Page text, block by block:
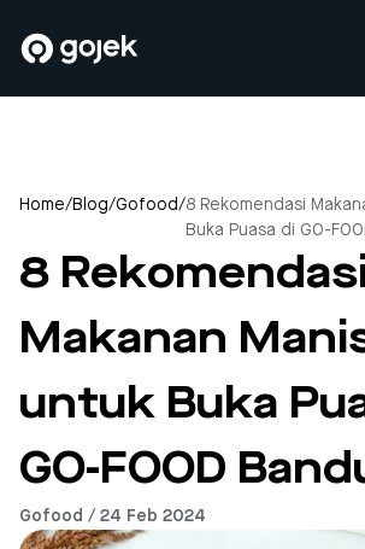
Home/Blog/Gofood/8 Rekomendasi
Buka Puasa di GO-
8
Makanan
untuk Buka
GO-FOOD
Gofood / 24 Feb 2024